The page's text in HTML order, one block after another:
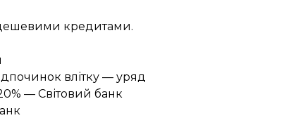
дешевими кредитами.
влітку — уряд
— Світовий банк